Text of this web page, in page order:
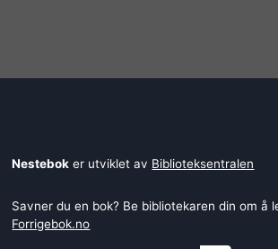
Nestebok er utviklet av Biblioteksentralen
Savner du en bok? Be bibliotekaren din om å
Forrigebok.no